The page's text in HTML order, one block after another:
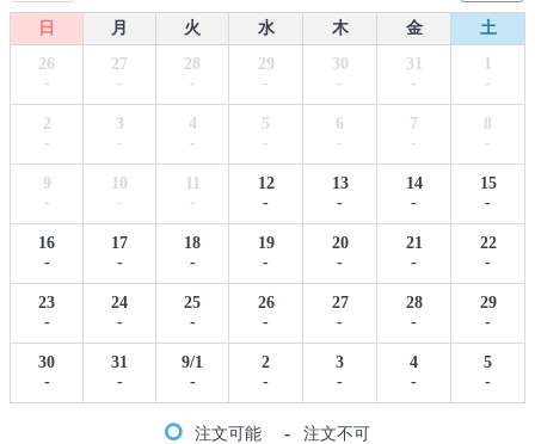
日 月 火 水 木 金
土
26
-
27
-
28
-
29
-
30
-
31
-
1
-
2
-
3
-
4
-
5
-
6
-
7
-
8
-
9
-
10
-
11
-
12
-
13
-
14
-
15
-
16
-
17
-
18
-
19
-
20
-
21
-
22
-
23
-
24
-
25
-
26
-
27
-
28
-
29
-
30
-
31
-
9/1
-
2
-
3
-
4
-
5
-
注文可能 - 注文不可